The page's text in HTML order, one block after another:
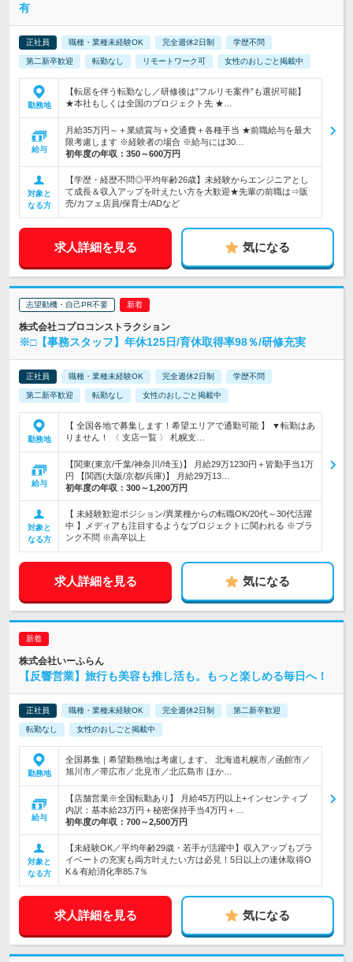
有
正社員 職種・業種未経験OK 完全週休2日制 学歴不問
第二新卒歓迎 転勤なし リモートワーク可 女性のおしごと掲載中
勤務地
【転居を伴う転勤なし／研修後は”フルリモ案件”も選択可能】
★本社もしくは全国のプロジェクト先 ★…
給与
月給35万円～＋業績賞与＋交通費＋各種手当 ★前職給与を最大
限考慮します ※経験者の場合 ※給与には30…
初年度の年収： 350～600万円
対象と
なる方
【学歴・経歴不問◎平均年齢26歳】未経験からエンジニアとし
て成長＆収入アップを叶えたい方を大歓迎★先輩の前職は⇒販
売/カフェ店員/保育士/ADなど
求人詳細を見る 気になる
志望動機・自己PR不要
株式会社コプロコンストラクション
※□【事務スタッフ】年休125日/育休取得率98％/研修充実
正社員 職種・業種未経験OK 完全週休2日制 学歴不問
第二新卒歓迎 転勤なし 女性のおしごと掲載中
勤務地
【 全国各地で募集します！希望エリアで通勤可能 】 ▼転勤はあ
りません！ 〈 支店一覧 〉 札幌支…
給与
【関東(東京/千葉/神奈川/埼玉)】 月給29万1230円＋皆勤手当1万
円 【関西(大阪/京都/兵庫)】 月給29万13…
初年度の年収： 300～1,200万円
対象と
なる方
【 未経験歓迎ポジション/異業種からの転職OK/20代～30代活躍
中 】メディアも注目するようなプロジェクトに関われる ※ブラ
ンク不問 ※高卒以上
求人詳細を見る 気になる
株式会社いーふらん
【反響営業】旅行も美容も推し活も。もっと楽しめる毎日へ！
正社員 職種・業種未経験OK 完全週休2日制 第二新卒歓迎
転勤なし 女性のおしごと掲載中
勤務地
全国募集｜希望勤務地は考慮します。 北海道札幌市／函館市／
旭川市／帯広市／北見市／北広島市 ほか…
給与
【店舗営業※全国転勤あり】 月給45万円以上+インセンティブ
内訳：基本給23万円＋秘密保持手当4万円＋…
初年度の年収： 700～2,500万円
対象と
なる方
【未経験OK／平均年齢29歳・若手が活躍中】収入アップもプラ
イベートの充実も両方叶えたい方は必見！5日以上の連休取得O
K＆有給消化率85.7％
求人詳細を見る 気になる